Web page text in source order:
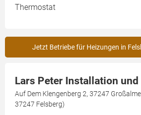
Thermostat
Jetzt Betriebe für Heizungen in
Lars Peter Installation
Auf Dem Klengenberg 2, 37247
37247 Felsberg)